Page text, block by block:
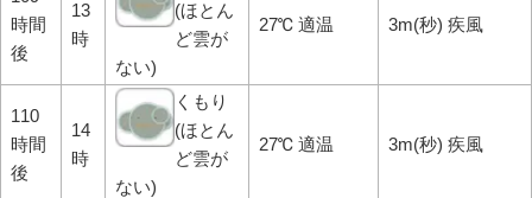
時間
後
13
時
(ほとん
ど雲が
ない)
27℃ 適温 3m(秒) 疾風
110
時間
後
14
時
くもり
(ほとん
ど雲が
ない)
27℃ 適温 3m(秒) 疾風